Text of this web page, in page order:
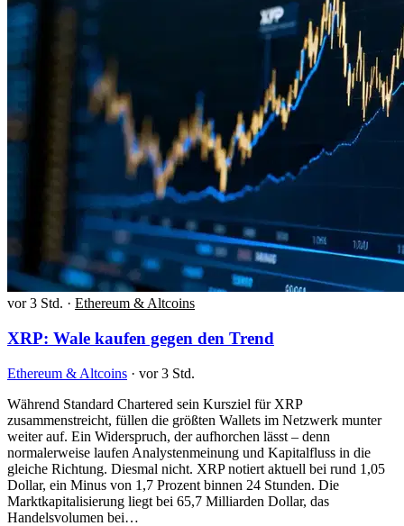
vor 3 Std. · Ethereum & Altcoins
XRP: Wale kaufen gegen den Trend
Ethereum & Altcoins · vor 3 Std.
Während Standard Chartered sein Kursziel für XRP
zusammenstreicht, füllen die größten Wallets im Netzwerk munter
weiter auf. Ein Widerspruch, der aufhorchen lässt – denn
normalerweise laufen Analystenmeinung und Kapitalfluss in die
gleiche Richtung. Diesmal nicht. XRP notiert aktuell bei rund 1,05
Dollar, ein Minus von 1,7 Prozent binnen 24 Stunden. Die
Marktkapitalisierung liegt bei 65,7 Milliarden Dollar, das
Handelsvolumen bei…